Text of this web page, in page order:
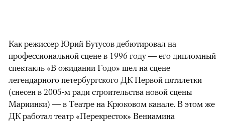
Как режиссер Юрий Бутусов дебютировал на
профессиональной сцене в 1996 году — его дипломный
спектакль «В ожидании Годо» шел на сцене
легендарного петербургского ДК Первой пятилетки
(снесен в 2005-м ради строительства новой сцены
Мариинки) — в Театре на Крюковом канале. В этом же
ДК работал театр «Перекресток» Вениамина